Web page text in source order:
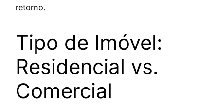
retorno.
Tipo de Imóvel:
Residencial vs.
Comercial